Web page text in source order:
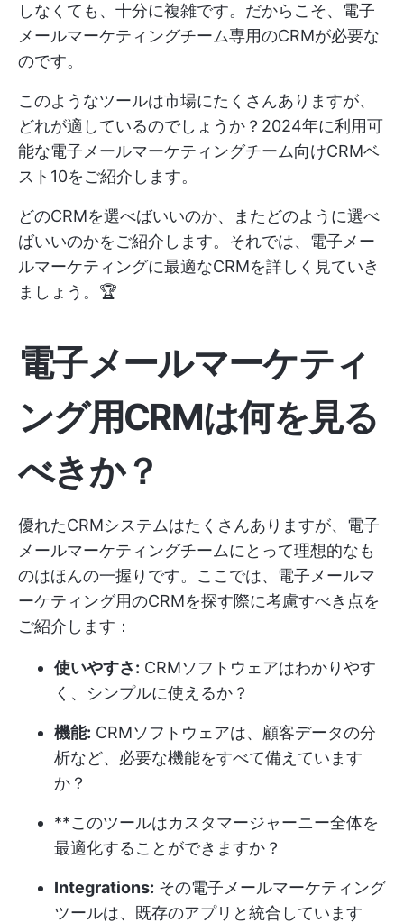
しなくても、十分に複雑です。だからこそ、電子
メールマーケティングチーム専用のCRMが必要な
のです。
このようなツールは市場にたくさんありますが、
どれが適しているのでしょうか？2024年に利用可
能な電子メールマーケティングチーム向けCRMベ
スト10をご紹介します。
どのCRMを選べばいいのか、またどのように選べ
ばいいのかをご紹介します。それでは、電子メー
ルマーケティングに最適なCRMを詳しく見ていき
ましょう。🏆
電子メールマーケティ
ング用CRMは何を見る
べきか？
優れたCRMシステムはたくさんありますが、電子
メールマーケティングチームにとって理想的なも
のはほんの一握りです。ここでは、電子メールマ
ーケティング用のCRMを探す際に考慮すべき点を
ご紹介します：
使いやすさ: CRMソフトウェアはわかりやす
く、シンプルに使えるか？
機能: CRMソフトウェアは、顧客データの分
析など、必要な機能をすべて備えています
か？
**このツールはカスタマージャーニー全体を
最適化することができますか？
Integrations: その電子メールマーケティング
ツールは、既存のアプリと統合しています